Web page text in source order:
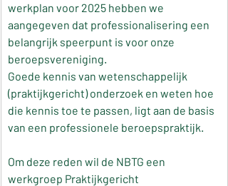
werkplan voor 2025 hebben we
aangegeven dat professionalisering een
belangrijk speerpunt is voor onze
beroepsvereniging.
Goede kennis van wetenschappelijk
(praktijkgericht) onderzoek en weten hoe
die kennis toe te passen, ligt aan de basis
van een professionele beroepspraktijk.
Om deze reden wil de NBTG een
werkgroep Praktijkgericht